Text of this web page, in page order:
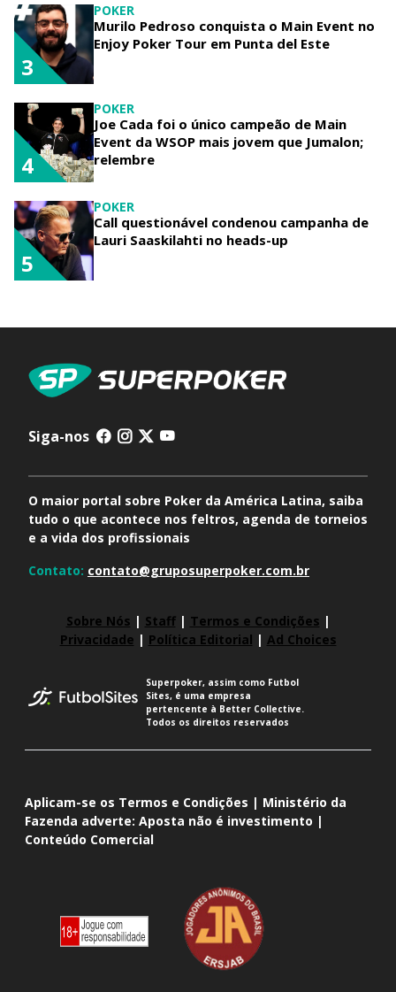
POKER
Murilo Pedroso conquista o Main Event no
Enjoy Poker Tour em Punta del Este
3
POKER
Joe Cada foi o único campeão de Main
Event da WSOP mais jovem que Jumalon;
relembre
4
POKER
Call questionável condenou campanha de
Lauri Saaskilahti no heads-up
5
Siga-nos
O maior portal sobre Poker da América Latina, saiba
tudo o que acontece nos feltros, agenda de torneios
e a vida dos profissionais
Contato: contato@gruposuperpoker.com.br
Sobre Nós | Staff| Termos e Condições |
Privacidade | Política Editorial | Ad Choices
Superpoker, assim como Futbol
Sites, é uma empresa
pertencente à Better Collective.
Todos os direitos reservados
Aplicam-se os Termos e Condições | Ministério da
Fazenda adverte: Aposta não é investimento |
Conteúdo Comercial